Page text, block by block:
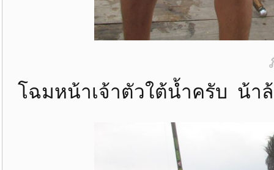
โฉมหน้าเจ้าตัวใต้น้ำครับ น้า